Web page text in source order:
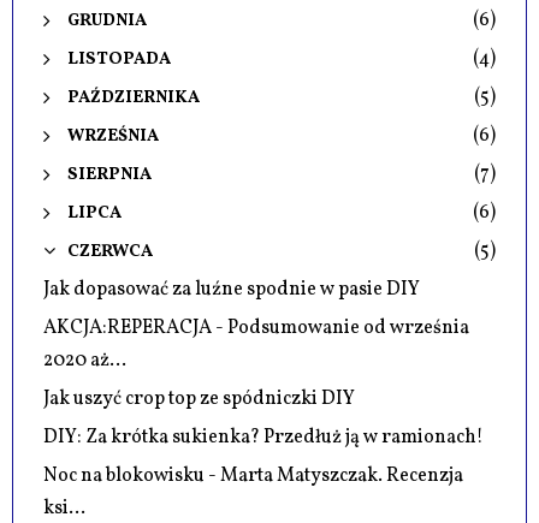
GRUDNIA (6)
LISTOPADA (4)
PAŹDZIERNIKA (5)
WRZEŚNIA (6)
SIERPNIA (7)
LIPCA (6)
CZERWCA
(5)
Jak dopasować za luźne spodnie w pasie DIY
AKCJA:REPERACJA - Podsumowanie od września
2020 aż...
Jak uszyć crop top ze spódniczki DIY
DIY: Za krótka sukienka? Przedłuż ją w ramionach!
Noc na blokowisku - Marta Matyszczak. Recenzja
ksi...